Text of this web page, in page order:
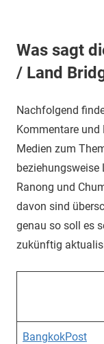
Was sagt
/ Land
Nachfolgend
Kommentare
Medien zum
beziehungsweise
Ranong und
davon sind
genau so soll es
zukünftig
BangkokPost